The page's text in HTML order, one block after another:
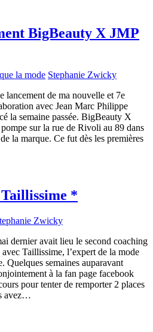
BigBeauty X JMP
la mode Stephanie Zwicky
lancement de ma nouvelle et 7e
avec Jean Marc Philippe
la semaine passée. BigBeauty X
sur la rue de Rivoli au 89 dans
la marque. Ce fut dès les premières
*
Zwicky
dernier avait lieu le second coaching
Taillissime, l’expert de la mode
Quelques semaines auparavant
à la fan page facebook
pour tenter de remporter 2 places
avez…